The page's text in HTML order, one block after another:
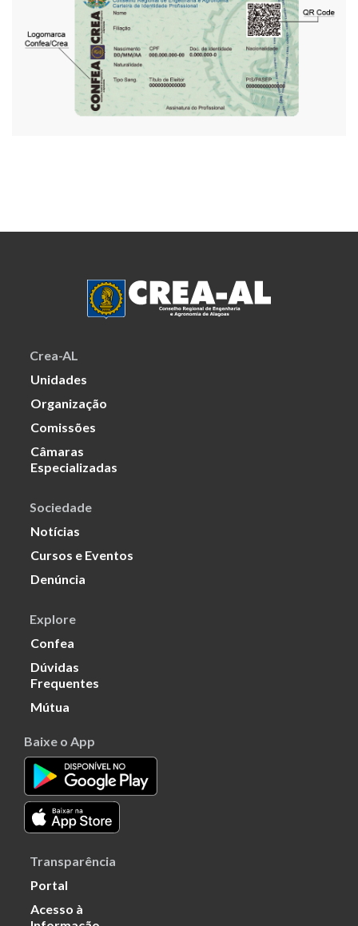
Crea-AL
Unidades
Organização
Comissões
Câmaras
Especializadas
Sociedade
Notícias
Cursos e Eventos
Denúncia
Explore
Confea
Dúvidas
Frequentes
Mútua
Baixe o App
Transparência
Portal
Acesso à